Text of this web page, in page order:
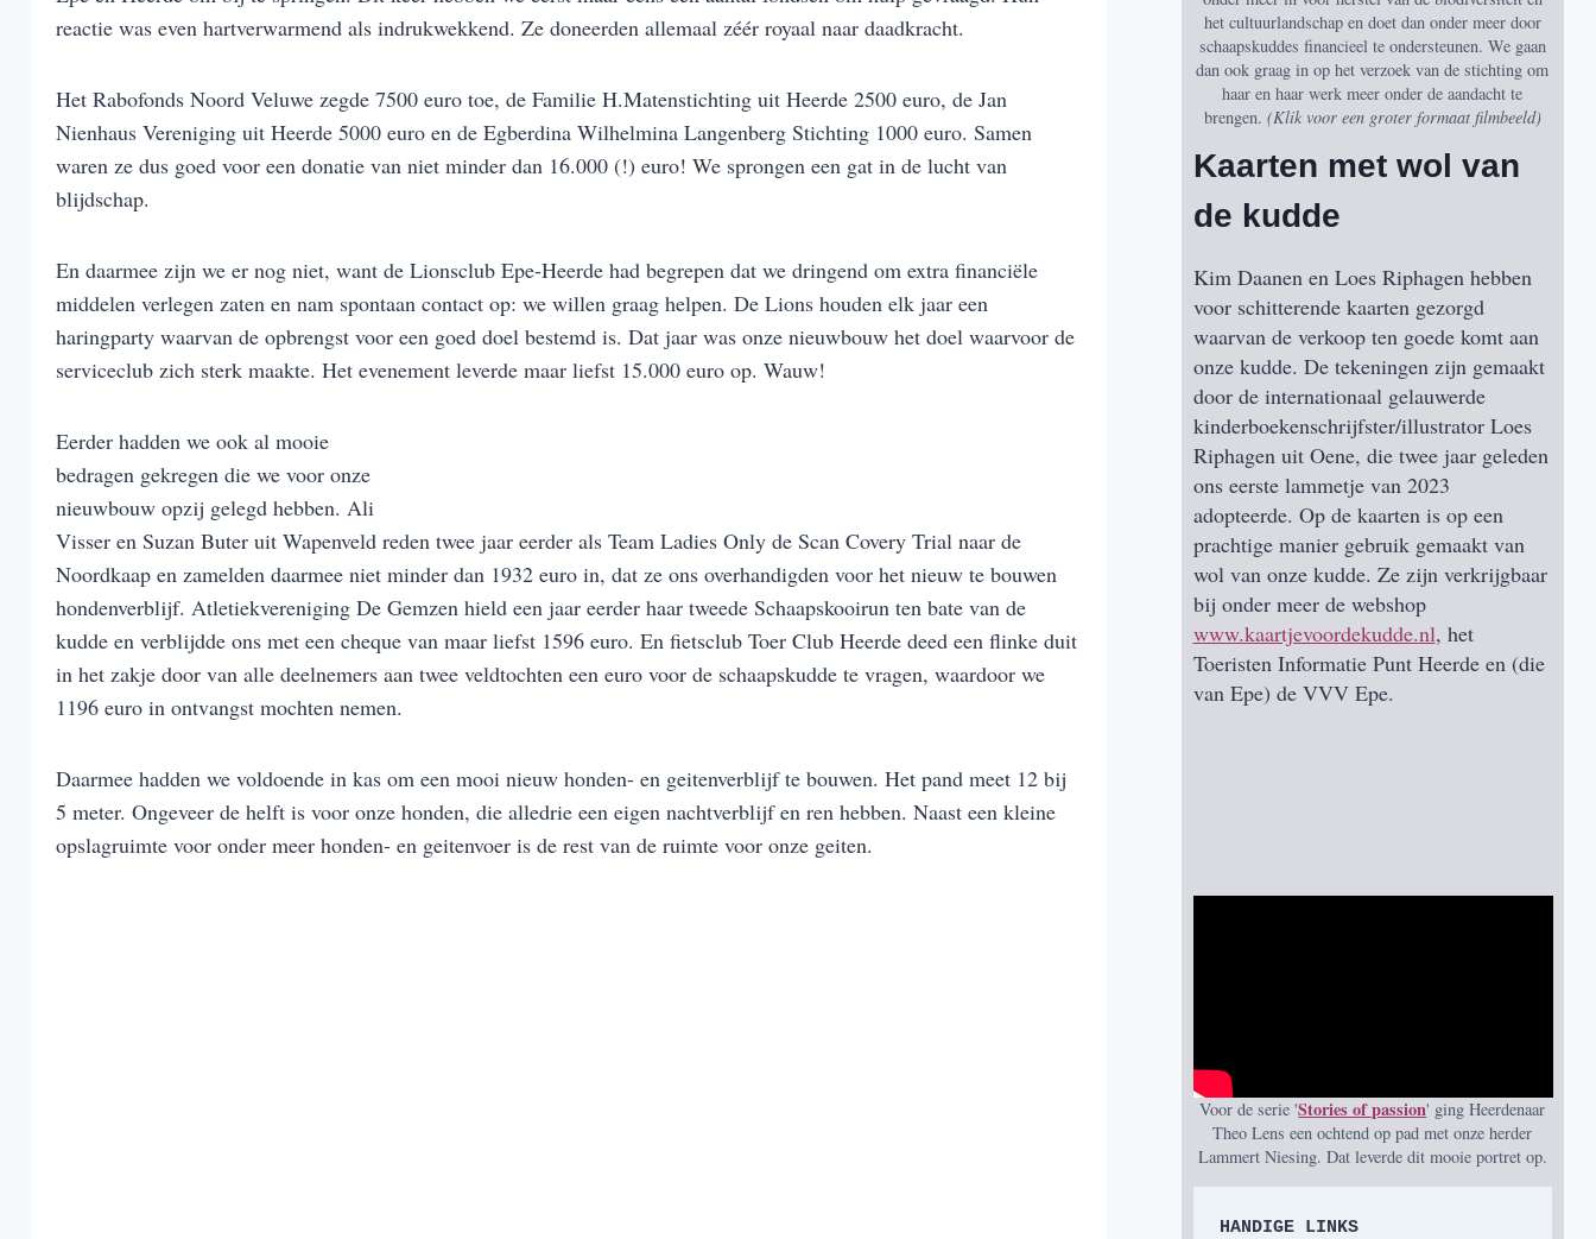
reactie was even hartverwarmend als indrukwekkend. Ze doneerden allemaal zéér royaal naar daadkracht.
Het Rabofonds Noord Veluwe zegde 7500 euro toe, de Familie H.Matenstichting uit Heerde 2500 euro, de Jan
Nienhaus Vereniging uit Heerde 5000 euro en de Egberdina Wilhelmina Langenberg Stichting 1000 euro. Samen
waren ze dus goed voor een donatie van niet minder dan 16.000 (!) euro! We sprongen een gat in de lucht van
blijdschap.
En daarmee zijn we er nog niet, want de Lionsclub Epe-Heerde had begrepen dat we dringend om extra financiële
middelen verlegen zaten en nam spontaan contact op: we willen graag helpen. De Lions houden elk jaar een
haringparty waarvan de opbrengst voor een goed doel bestemd is. Dat jaar was onze nieuwbouw het doel waarvoor de
serviceclub zich sterk maakte. Het evenement leverde maar liefst 15.000 euro op. Wauw!
Eerder hadden we ook al mooie
bedragen gekregen die we voor onze
nieuwbouw opzij gelegd hebben. Ali
Visser en Suzan Buter uit Wapenveld reden twee jaar eerder als Team Ladies Only de Scan Covery Trial naar de
Noordkaap en zamelden daarmee niet minder dan 1932 euro in, dat ze ons overhandigden voor het nieuw te bouwen
hondenverblijf. Atletiekvereniging De Gemzen hield een jaar eerder haar tweede Schaapskooirun ten bate van de
kudde en verblijdde ons met een cheque van maar liefst 1596 euro. En fietsclub Toer Club Heerde deed een flinke duit
in het zakje door van alle deelnemers aan twee veldtochten een euro voor de schaapskudde te vragen, waardoor we
1196 euro in ontvangst mochten nemen.
Daarmee hadden we voldoende in kas om een mooi nieuw honden- en geitenverblijf te bouwen. Het pand meet 12 bij
5 meter. Ongeveer de helft is voor onze honden, die alledrie een eigen nachtverblijf en ren hebben. Naast een kleine
opslagruimte voor onder meer honden- en geitenvoer is de rest van de ruimte voor onze geiten.
het cultuur­landschap en doet dan onder meer door
schaapskuddes financieel te ondersteunen. We gaan
dan ook graag in op het verzoek van de stichting om
haar en haar werk meer onder de aandacht te
brengen. (Klik voor een groter formaat filmbeeld)
Kaarten met wol van
de kudde
Kim Daanen en Loes Riphagen hebben
voor schitterende kaarten gezorgd
waarvan de verkoop ten goede komt aan
onze kudde. De tekeningen zijn gemaakt
door de internationaal gelauwerde
kinderboekenschrijfster/illustrator Loes
Riphagen uit Oene, die twee jaar geleden
ons eerste lammetje van 2023
adopteerde. Op de kaarten is op een
prachtige manier gebruik gemaakt van
wol van onze kudde. Ze zijn verkrijgbaar
bij onder meer de webshop
www.kaartjevoordekudde.nl, het
Toeristen Informatie Punt Heerde en (die
van Epe) de VVV Epe.
Voor de serie 'Stories of passion' ging Heerdenaar
Theo Lens een ochtend op pad met onze herder
Lammert Niesing. Dat leverde dit mooie portret op.
HANDIGE LINKS